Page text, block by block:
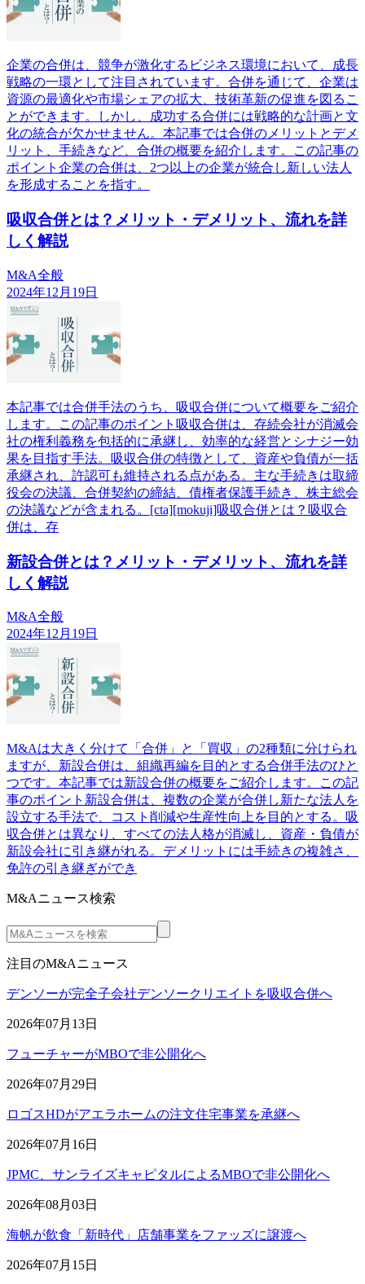
企業の合併は、競争が激化するビジネス環境において、成長
戦略の一環として注目されています。合併を通じて、企業は
資源の最適化や市場シェアの拡大、技術革新の促進を図るこ
とができます。しかし、成功する合併には戦略的な計画と文
化の統合が欠かせません。本記事では合併のメリットとデメ
リット、手続きなど、合併の概要を紹介します。この記事の
ポイント企業の合併は、2つ以上の企業が統合し新しい法人
を形成することを指す。
吸収合併とは？メリット・デメリット、流れを詳
しく解説
M&A全般
2024年12月19日
本記事では合併手法のうち、吸収合併について概要をご紹介
します。この記事のポイント吸収合併は、存続会社が消滅会
社の権利義務を包括的に承継し、効率的な経営とシナジー効
果を目指す手法。吸収合併の特徴として、資産や負債が一括
承継され、許認可も維持される点がある。主な手続きは取締
役会の決議、合併契約の締結、債権者保護手続き、株主総会
の決議などが含まれる。[cta][mokuji]吸収合併とは？吸収合
併は、存
新設合併とは？メリット・デメリット、流れを詳
しく解説
M&A全般
2024年12月19日
M&Aは大きく分けて「合併」と「買収」の2種類に分けられ
ますが、新設合併は、組織再編を目的とする合併手法のひと
つです。本記事では新設合併の概要をご紹介します。この記
事のポイント新設合併は、複数の企業が合併し新たな法人を
設立する手法で、コスト削減や生産性向上を目的とする。吸
収合併とは異なり、すべての法人格が消滅し、資産・負債が
新設会社に引き継がれる。デメリットには手続きの複雑さ、
免許の引き継ぎができ
M&Aニュース検索
注目のM&Aニュース
デンソーが完全子会社デンソークリエイトを吸収合併へ
2026年07月13日
フューチャーがMBOで非公開化へ
2026年07月29日
ロゴスHDがアエラホームの注文住宅事業を承継へ
2026年07月16日
JPMC、サンライズキャピタルによるMBOで非公開化へ
2026年08月03日
海帆が飲食「新時代」店舗事業をファッズに譲渡へ
2026年07月15日